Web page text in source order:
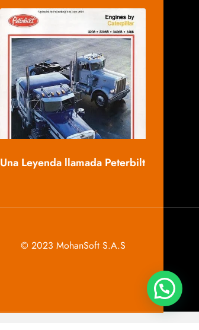
Una Leyenda llamada Peterbilt
© 2023 MohanSoft S.A.S